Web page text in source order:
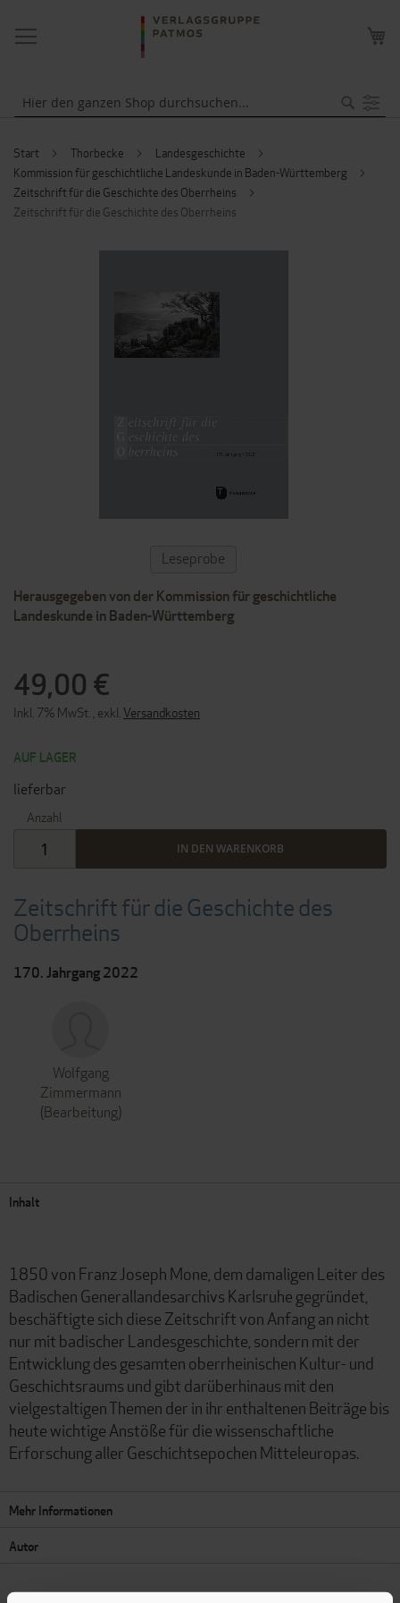
NAVIGATION
UMSCHALTEN
Start Thorbecke
Landesgeschichte
Kommission für geschichtliche Landeskunde in Baden-Württemberg
Zeitschrift für die Geschichte des Oberrheins
Zeitschrift für die Geschichte des Oberrheins
Zeitschrift für die Geschichte des
Oberrheins
170. Jahrgang 2022
Wolfgang
Zimmermann
(Bearbeitung)
Herausgegeben von der Kommission für geschichtliche
Landeskunde in Baden-Württemberg
49,00 €
Inkl. 7% MwSt. exkl. Versandkosten
AUF LAGER
lieferbar
Anzahl
IN DEN WARENKORB
BILDERGALERIE
SPRINGEN
ZUM
ANFANG
BILDERGALERIE
SPRINGEN
Leseprobe
Inhalt
1850 von Franz Joseph Mone, dem damaligen Leiter des
Badischen Generallandesarchivs Karlsruhe gegründet,
beschäftigte sich diese Zeitschrift von Anfang an nicht
nur mit badischer Landesgeschichte, sondern mit der
Entwicklung des gesamten oberrheinischen Kultur- und
Geschichtsraums und gibt darüberhinaus mit den
vielgestaltigen Themen der in ihr enthaltenen Beiträge bis
heute wichtige Anstöße für die wissenschaftliche
Erforschung aller Geschichtsepochen Mitteleuropas.
Mehr Informationen
Autor